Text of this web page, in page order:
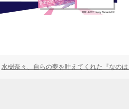
水樹奈々、自らの夢を叶えてくれた『なの